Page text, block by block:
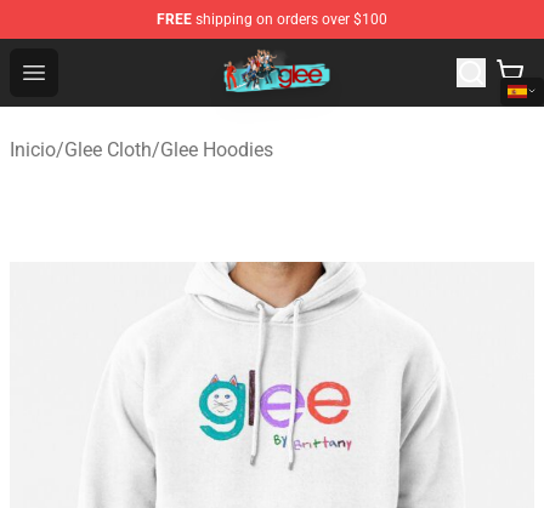
FREE shipping on orders over $100
Open menu
Glee Store - Official Glee Merchandise Shop
Inicio/Glee Cloth/Glee Hoodies